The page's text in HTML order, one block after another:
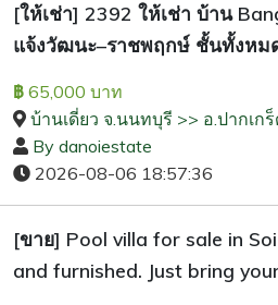
[ให้เช่า] 2392 ให้เช่า บ้าน
แจ้งวัฒนะ–ราชพฤกษ์ ชั้นทั้งหม
฿ 65,000 บาท
บ้านเดี่ยว จ.นนทบุรี >> อ.ปากเก
By danoiestate
2026-08-06 18:57:36
[ขาย] Pool villa for sale in
and furnished. Just bring